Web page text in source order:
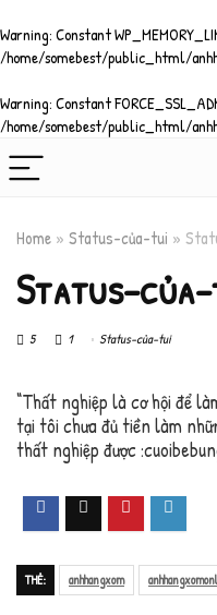
Warning: Constant
/home/somebest/public_html/
Warning: Constant
/home/somebest/public_html/
Home » Status-của-tui »
Status-
5 1 Status-của-tui
“Thất nghiệp là cơ hội để
tại tôi chưa đủ tiền làm
thất nghiệp được
THẺ: anhhangxom